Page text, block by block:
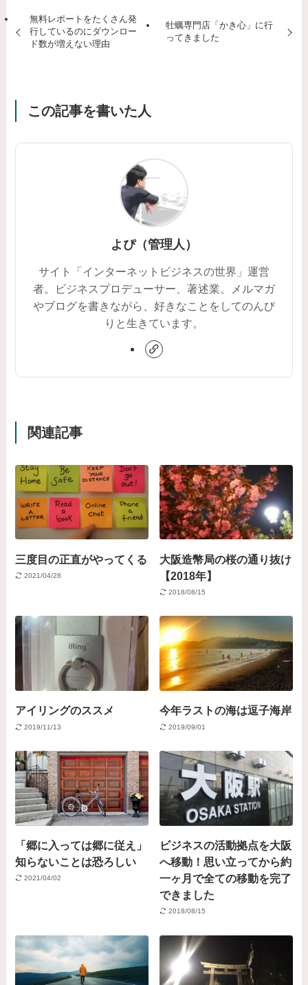
無料レポートをたくさん発
行しているのにダウンロー
ド数が増えない理由
牡蠣専門店「かき心」に行
ってきました
この記事を書いた人
よぴ（管理人）
サイト「インターネットビジネスの世界」運営
者。ビジネスプロデューサー、著述業。メルマガ
やブログを書きながら、好きなことをしてのんび
りと生きています。
関連記事
三度目の正直がやってくる
2021/04/28
大阪造幣局の桜の通り抜け
【2018年】
2018/08/15
アイリングのススメ
2019/11/13
今年ラストの海は逗子海岸
2019/09/01
「郷に入っては郷に従え」
知らないことは恐ろしい
2021/04/02
ビジネスの活動拠点を大阪
へ移動！思い立ってから約
一ヶ月で全ての移動を完了
できました
2018/08/15